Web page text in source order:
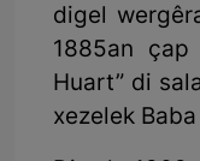
digel
1885an çap
Huart” di
xezelek